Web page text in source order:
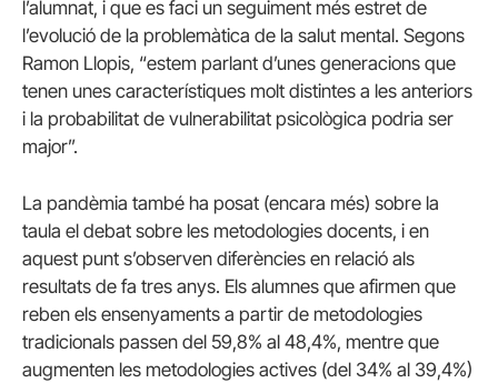
l’alumnat, i que es faci un seguiment més estret de
l’evolució de la problemàtica de la salut mental. Segons
Ramon Llopis, “estem parlant d’unes generacions que
tenen unes característiques molt distintes a les anteriors
i la probabilitat de vulnerabilitat psicològica podria ser
major”.
La pandèmia també ha posat (encara més) sobre la
taula el debat sobre les metodologies docents, i en
aquest punt s’observen diferències en relació als
resultats de fa tres anys. Els alumnes que afirmen que
reben els ensenyaments a partir de metodologies
tradicionals passen del 59,8% al 48,4%, mentre que
augmenten les metodologies actives (del 34% al 39,4%)